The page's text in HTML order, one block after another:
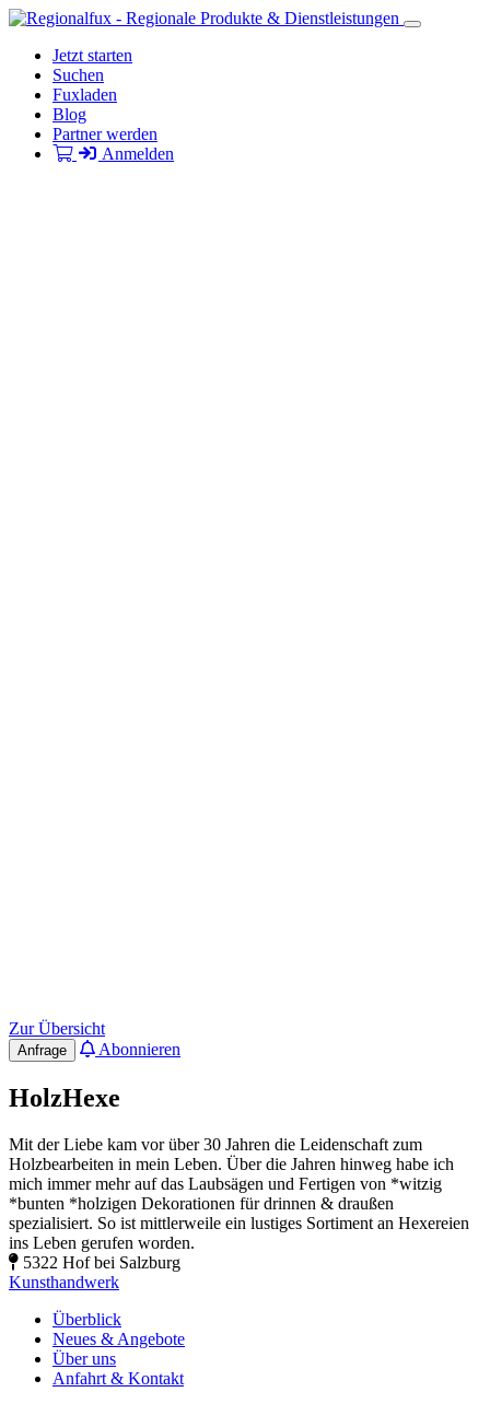
Jetzt starten
Suchen
Fuxladen
Blog
Partner werden
Anmelden
Zur Übersicht
Anfrage Abonnieren
HolzHexe
Mit der Liebe kam vor über 30 Jahren die Leidenschaft zum
Holzbearbeiten in mein Leben. Über die Jahren hinweg habe ich
mich immer mehr auf das Laubsägen und Fertigen von *witzig
*bunten *holzigen Dekorationen für drinnen & draußen
spezialisiert. So ist mittlerweile ein lustiges Sortiment an Hexereien
ins Leben gerufen worden.
5322 Hof bei Salzburg
Kunsthandwerk
Überblick
Neues & Angebote
Über uns
Anfahrt & Kontakt